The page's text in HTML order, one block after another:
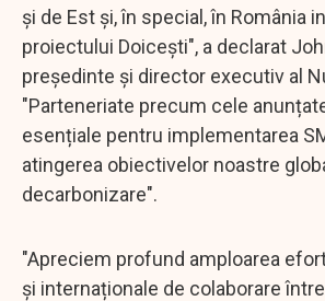
și de Est și, în special, în România
proiectului Doicești", a declarat
președinte și director executiv al
"Parteneriate precum cele
esențiale pentru implementarea
atingerea obiectivelor noastre
decarbonizare".
"Apreciem profund amploarea
și internaționale de colaborare